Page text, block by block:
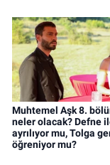
Muhtemel Aşk 8.
neler olacak? Defne
ayrılıyor mu, Tolga
öğreniyor mu?